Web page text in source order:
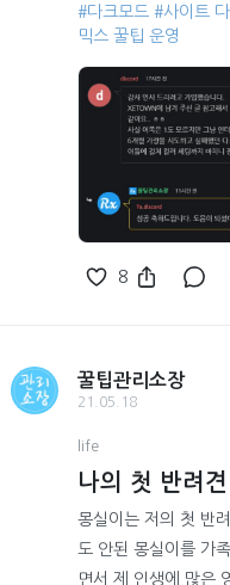
#다크모드 #사이트
믹스 꿀팁 운영
8
꿀팁관리소장
21.05.18
life
나의 첫 반려견
몽실이는 저의 첫 반
도 안된 몽실이를 가
면서 제 인생에 많은